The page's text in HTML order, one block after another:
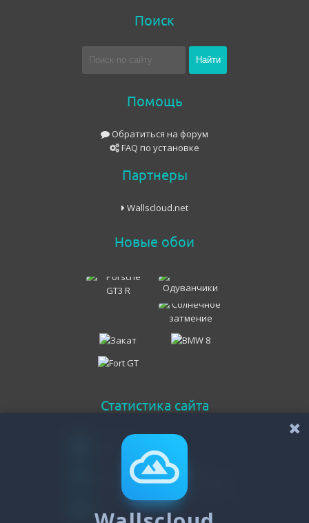
Поиск
Помощь
Обратиться на форум
FAQ по установке
Партнеры
Wallscloud.net
Новые обои
Статистика сайта
Онлайн всего
Гостей
Пользователей
1